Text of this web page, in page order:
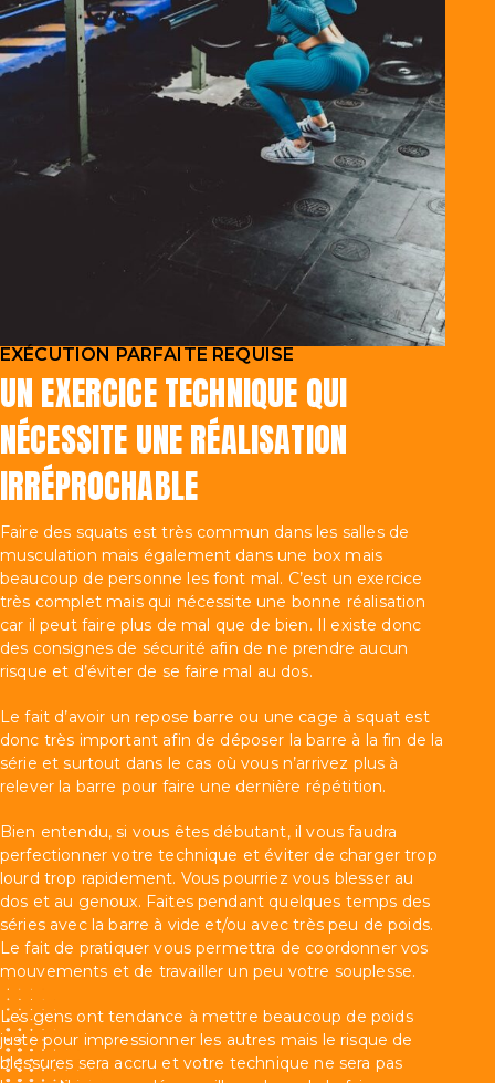
EXÉCUTION PARFAITE REQUISE
UN EXERCICE TECHNIQUE QUI
NÉCESSITE UNE RÉALISATION
IRRÉPROCHABLE
Faire des squats est très commun dans les salles de
musculation mais également dans une box mais
beaucoup de personne les font mal. C’est un exercice
très complet mais qui nécessite une bonne réalisation
car il peut faire plus de mal que de bien. Il existe donc
des consignes de sécurité afin de ne prendre aucun
risque et d’éviter de se faire mal au dos.
Le fait d’avoir un repose barre ou une cage à squat est
donc très important afin de déposer la barre à la fin de la
série et surtout dans le cas où vous n’arrivez plus à
relever la barre pour faire une dernière répétition.
Bien entendu, si vous êtes débutant, il vous faudra
perfectionner votre technique et éviter de charger trop
lourd trop rapidement. Vous pourriez vous blesser au
dos et au genoux. Faites pendant quelques temps des
séries avec la barre à vide et/ou avec très peu de poids.
Le fait de pratiquer vous permettra de coordonner vos
mouvements et de travailler un peu votre souplesse.
Les gens ont tendance à mettre beaucoup de poids
juste pour impressionner les autres mais le risque de
blessures sera accru et votre technique ne sera pas